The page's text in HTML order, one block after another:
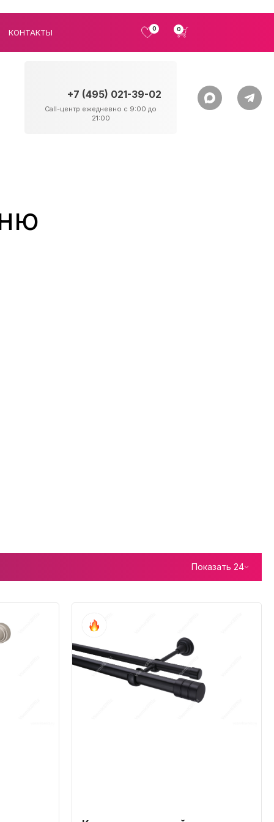
КОНТАКТЫ 0 0
+7 (495) 021-39-02
Call-центр ежедневно с 9:00 до
21:00